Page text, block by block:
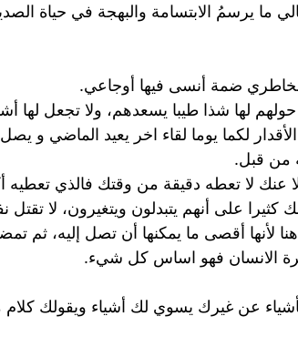
يرسمُ الابتسامة والبهجة في حياة
ضمة أنسى فيها أوجاعي.
لها شذا طيبا يسعدهم، ولا تجعل لها
لكما يوما لقاء اخر يعيد الماضي و يصل
من قبل.
لا تعطه دقيقة من وقتك فالذي تعطيه
كثيرا على أنهم يتبدلون ويتغيرون، لا
لأنها أقصى ما يمكنها أن تصل إليه، ثم
الانسان فهو اساس كل شيء.
عن غيرك يسوي لك أشياء ويقولك